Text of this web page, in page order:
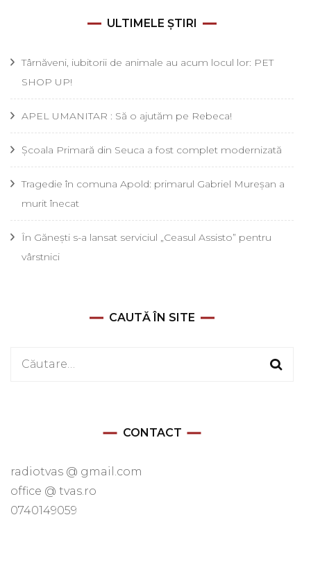
ULTIMELE ȘTIRI
Târnăveni, iubitorii de animale au acum locul lor: PET
SHOP UP!
APEL UMANITAR : Să o ajutăm pe Rebeca!
Școala Primară din Seuca a fost complet modernizată
Tragedie în comuna Apold: primarul Gabriel Mureșan a
murit înecat
În Gănești s-a lansat serviciul „Ceasul Assisto” pentru
vârstnici
CAUTĂ ÎN SITE
Caută
CONTACT
radiotvas @ gmail.com
office @ tvas.ro
0740149059